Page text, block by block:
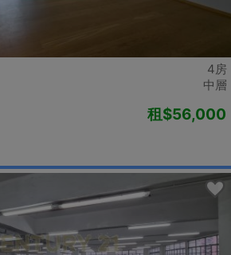
4房
中層
租$56,000